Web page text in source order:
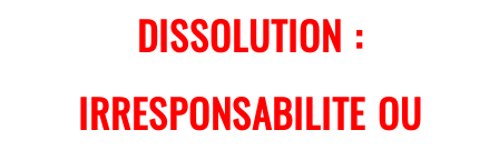
DISSOLUTION :
IRRESPONSABILITE OU